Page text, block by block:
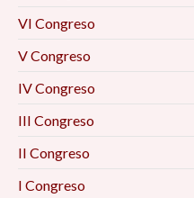
VI Congreso
V Congreso
IV Congreso
III Congreso
II Congreso
I Congreso